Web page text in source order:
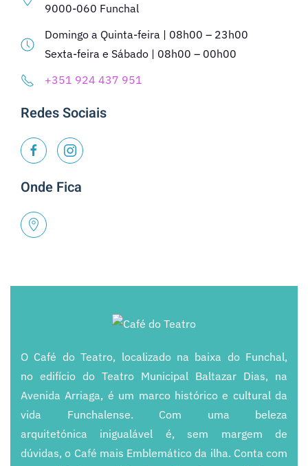
9000-060 Funchal
Domingo a Quinta-feira | 08h00 – 23h00
Sexta-feira e Sábado | 08h00 – 00h00
+351 924 437 951
Redes Sociais
Onde Fica
O Café do Teatro, localizado na baixa do Funchal,
no edifício do Teatro Municipal Baltazar Dias, na
AvenidaArriaga, é um marco histórico e cultural da
vida Funchalense. Com uma beleza
arquitetónica inigualável é,sem margem de
dúvidas,o Café mais Emblemático da ilha. Conta com